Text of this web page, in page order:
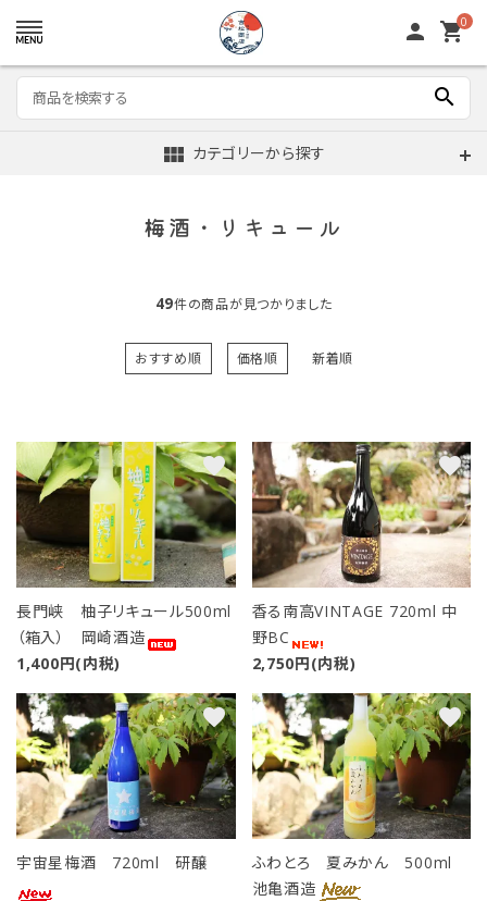
person 0
shopping_cart
search
view_module カテゴリーから探す
梅酒・リキュール
49件の商品が見つかりました
おすすめ順 価格順 新着順
長門峡 柚子リキュール500ml
（箱入） 岡崎酒造
1,400円(内税)
favorite
香る南高VINTAGE 720ml 中
野BC
2,750円(内税)
favorite
宇宙星梅酒 720ml 研醸
favorite
ふわとろ 夏みかん 500ml
池亀酒造
favorite